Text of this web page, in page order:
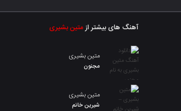
آهنگ های بیشتر ازمتین بشیری
متین بشیری
مجنون
متین بشیری
شیرین خانم